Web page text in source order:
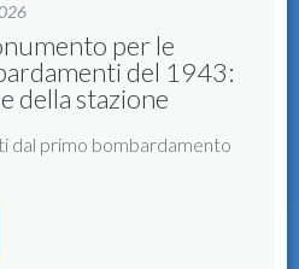
per le
del 1943:
della stazione
dal primo bombardamento